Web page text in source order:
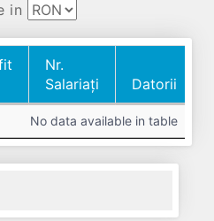
in
Nr.
Salariați
Datorii
Nr.
Salariați
Datorii
No data available in table